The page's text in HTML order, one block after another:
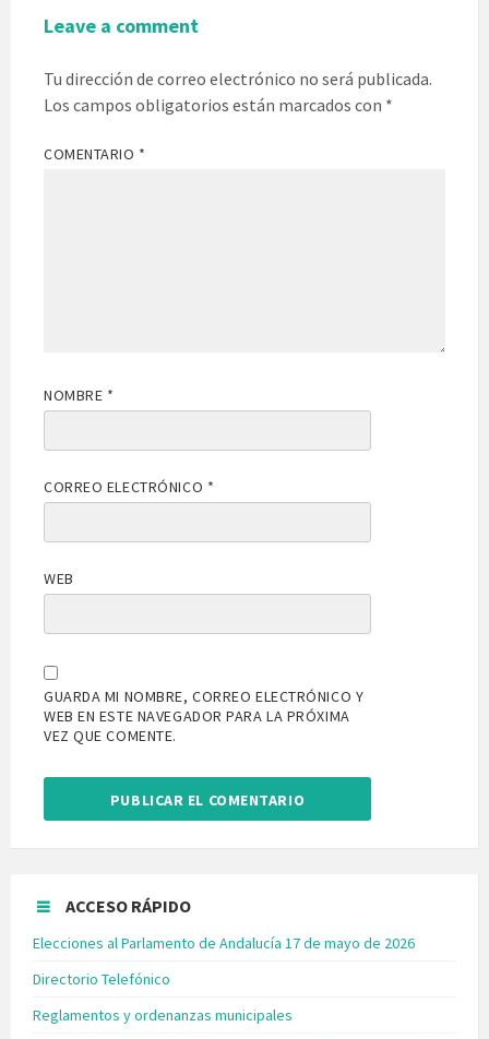
Leave a comment
Tu dirección de correo electrónico no será publicada.
Los campos obligatorios están marcados con *
COMENTARIO *
NOMBRE *
CORREO ELECTRÓNICO *
WEB
GUARDA MI NOMBRE, CORREO ELECTRÓNICO Y
WEB EN ESTE NAVEGADOR PARA LA PRÓXIMA
VEZ QUE COMENTE.
ACCESO RÁPIDO
Elecciones al Parlamento de Andalucía 17 de mayo de 2026
Directorio Telefónico
Reglamentos y ordenanzas municipales